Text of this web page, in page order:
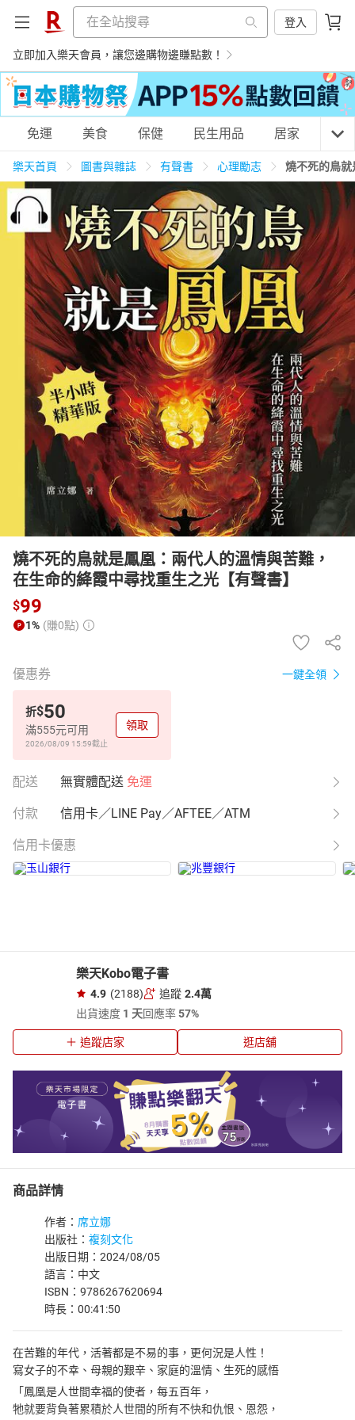
登入
立即加入樂天會員，讓您邊購物邊賺點數！
購物網分類
天天免運 美食蛋糕 養生保健 民生用品
居家生活 3C家電 運動休閒 親子玩具
女裝 男裝 化妝保養 情趣用品
日本購物 電子/紙本書
HOT
免運 美食 保健 民生用品 居家 3C
樂天首頁 圖書與雜誌 有聲書 心理勵志 燒不死的鳥
燒不死的鳥就是鳳凰：兩代人的溫情與苦難，
在生命的絳霞中尋找重生之光【有聲書】
$99
1% (賺0點)
優惠券 一鍵全領
折$50
滿555元可用
2026/08/09 15:59截止
領取
配送 無實體配送 免運
付款 信用卡／LINE Pay／AFTEE／ATM
信用卡優惠
樂天Kobo電子書
4.9 (2188) 追蹤 2.4萬
出貨速度 1 天回應率57%
追蹤店家 逛店舖
商品詳情
作者： 席立娜
出版社： 複刻文化
出版日期：2024/08/05
語言：中文
ISBN：9786267620694
時長：00:41:50
在苦難的年代，活著都是不易的事，更何況是人性！
寫女子的不幸、母親的艱辛、家庭的溫情、生死的感悟
「鳳凰是人世間幸福的使者，每五百年，
牠就要背負著累積於人世間的所有不快和仇恨、恩怨，